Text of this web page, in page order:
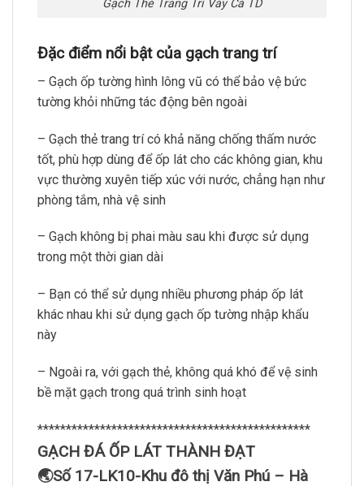
Gạch Thẻ Trang Trí Vảy Cá TD
Đặc điểm nổi bật của gạch trang trí
– Gạch ốp tường hình lông vũ có thể bảo vệ bức
tường khỏi những tác động bên ngoài
– Gạch thẻ trang trí có khả năng chống thấm nước
tốt, phù hợp dùng để ốp lát cho các không gian, khu
vực thường xuyên tiếp xúc với nước, chẳng hạn như
phòng tắm, nhà vệ sinh
– Gạch không bị phai màu sau khi được sử dụng
trong một thời gian dài
– Bạn có thể sử dụng nhiều phương pháp ốp lát
khác nhau khi sử dụng gạch ốp tường nhập khẩu
này
– Ngoài ra, với gạch thẻ, không quá khó để vệ sinh
bề mặt gạch trong quá trình sinh hoạt
************************************************
GẠCH ĐÁ ỐP LÁT THÀNH ĐẠT
🌏Số 17-LK10-Khu đô thị Văn Phú – Hà